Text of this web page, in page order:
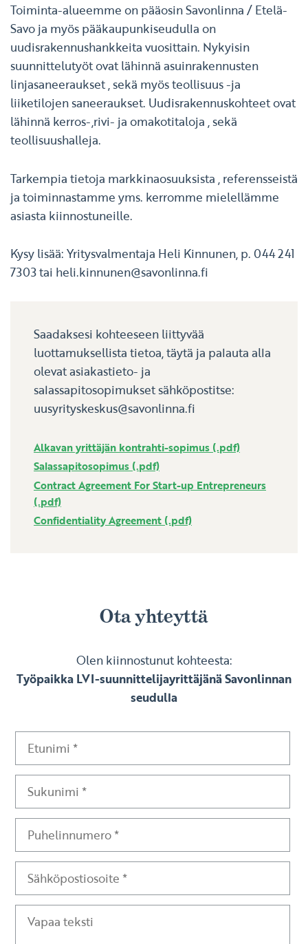
Toiminta-alueemme on pääosin Savonlinna / Etelä-
Savo ja myös pääkaupunkiseudulla on
uudisrakennushankkeita vuosittain. Nykyisin
suunnittelutyöt ovat lähinnä asuinrakennusten
linjasaneeraukset , sekä myös teollisuus -ja
liiketilojen saneeraukset. Uudisrakennuskohteet ovat
lähinnä kerros-,rivi- ja omakotitaloja , sekä
teollisuushalleja.
Tarkempia tietoja markkinaosuuksista , referensseistä
ja toiminnastamme yms. kerromme mielellämme
asiasta kiinnostuneille.
Kysy lisää: Yritysvalmentaja Heli Kinnunen, p. 044 241
7303 tai heli.kinnunen@savonlinna.fi
Saadaksesi kohteeseen liittyvää
luottamuksellista tietoa, täytä ja palauta alla
olevat asiakastieto- ja
salassapitosopimukset sähköpostitse:
uusyrityskeskus savonlinna.fi
Alkavan yrittäjän kontrahti-sopimus (.pdf)
Salassapitosopimus (.pdf)
Contract Agreement For Start-up Entrepreneurs
(.pdf)
Confidentiality Agreement (.pdf)
Ota yhteyttä
Olen kiinnostunut kohteesta:
Työpaikka LVI-suunnittelijayrittäjänä Savonlinnan
seudulla
Etunimi
Sukunimi
Puhelinnumero
Sähköpostiosoite
Vapaa teksti